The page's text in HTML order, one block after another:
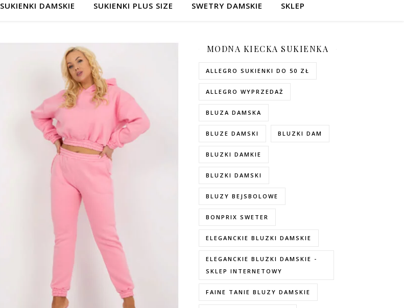
SUKIENKI DAMSKIE SUKIENKI PLUS SIZE SWETRY DAMSKIE SKLEP
MODNA KIECKA SUKIENKA
ALLEGRO SUKIENKI DO 50 ZŁ
ALLEGRO WYPRZEDAŻ
BLUZA DAMSKA
BLUZE DAMSKI BLUZKI DAM
BLUZKI DAMKIE
BLUZKI DAMSKI
BLUZY BEJSBOLOWE
BONPRIX SWETER
ELEGANCKIE BLUZKI DAMSKIE
ELEGANCKIE BLUZKI DAMSKIE -
SKLEP INTERNETOWY
FAINE TANIE BLUZY DAMSKIE